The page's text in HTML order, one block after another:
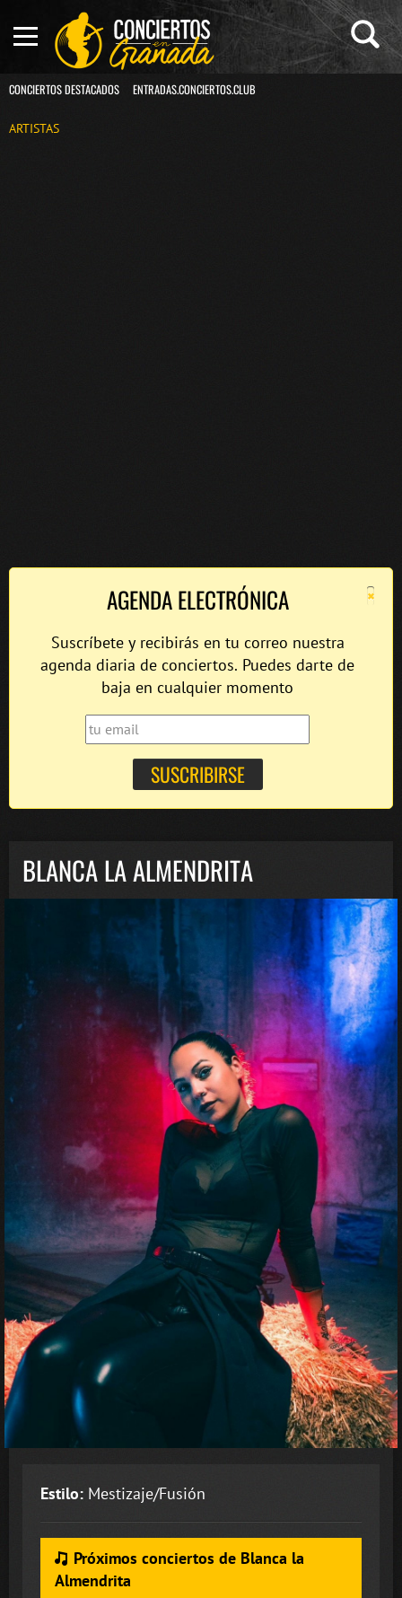
CONCIERTOS DESTACADOS ENTRADAS.CONCIERTOS.CLUB
ARTISTAS
×
AGENDA ELECTRÓNICA
Suscríbete y recibirás en tu correo nuestra
agenda diaria de conciertos. Puedes darte de
baja en cualquier momento
BLANCA LA ALMENDRITA
Estilo: Mestizaje/Fusión
Próximos conciertos de Blanca la
Almendrita